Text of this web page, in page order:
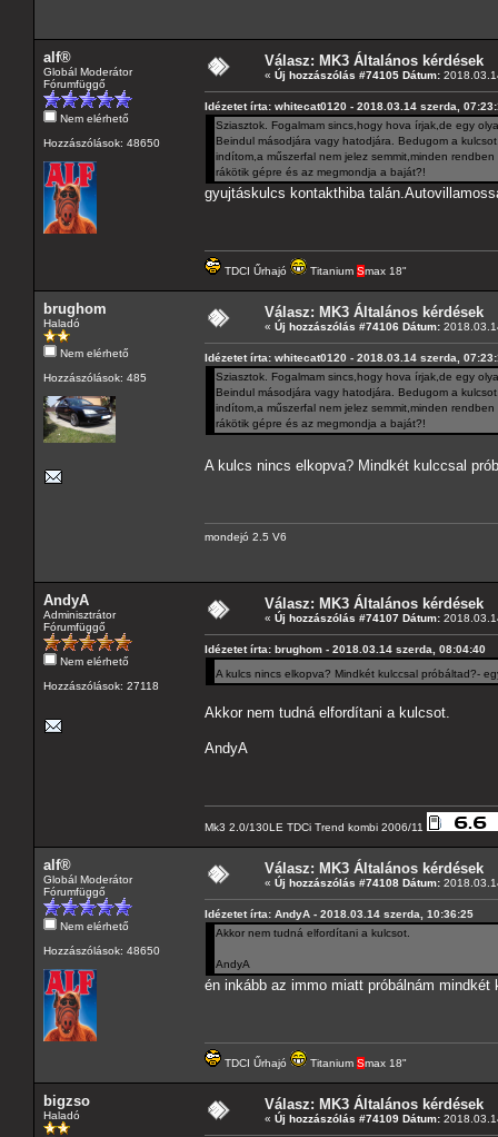
alf®
Globál Moderátor
Fórumfüggő
Nem elérhető
Hozzászólások: 48650
Válasz: MK3 Általános kérdések
« Új hozzászólás #74105 Dátum:
Idézetet írta: whitecat0120 - 2018.03.14 szerda,
Sziasztok. Fogalmam sincs,hogy hova írjak,de egy
Beindul másodjára vagy hatodjára. Bedugom a
indítom,a műszerfal nem jelez semmit,minden
rákötik gépre és az megmondja a baját?!
gyujtáskulcs kontakthiba
TDCI Űrhajó Titanium Smax 18"
brughom
Haladó
Nem elérhető
Hozzászólások: 485
Válasz: MK3 Általános kérdések
« Új hozzászólás #74106 Dátum:
Idézetet írta: whitecat0120 - 2018.03.14 szerda,
Sziasztok. Fogalmam sincs,hogy hova írjak,de egy
Beindul másodjára vagy hatodjára. Bedugom a
indítom,a műszerfal nem jelez semmit,minden
rákötik gépre és az megmondja a baját?!
A kulcs nincs elkopva? Mindkét kulccsal
mondejó 2.5 V6
AndyA
Adminisztrátor
Fórumfüggő
Nem elérhető
Hozzászólások: 27118
Válasz: MK3 Általános kérdések
« Új hozzászólás #74107 Dátum:
Idézetet írta: brughom - 2018.03.14 szerda, 08:04:40
A kulcs nincs elkopva? Mindkét kulccsal próbáltad?-
Akkor nem tudná elfordítani a kulcsot.
AndyA
Mk3 2.0/130LE TDCi Trend kombi 2006/11
alf®
Globál Moderátor
Fórumfüggő
Nem elérhető
Hozzászólások: 48650
Válasz: MK3 Általános kérdések
« Új hozzászólás #74108 Dátum:
Idézetet írta: AndyA - 2018.03.14 szerda, 10:36:25
Akkor nem tudná elfordítani a kulcsot.
AndyA
én inkább az immo miatt próbálnám mindkét
TDCI Űrhajó Titanium Smax 18"
bigzso
Haladó
Válasz: MK3 Általános kérdések
« Új hozzászólás #74109 Dátum: